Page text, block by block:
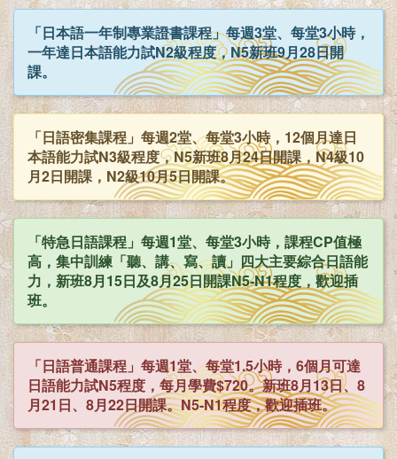
「日本語一年制專業證書課程」每週3堂、每堂3小時，
一年達日本語能力試N2級程度，N5新班9月28日開
課。
「日語密集課程」每週2堂、每堂3小時，12個月達日
本語能力試N3級程度，N5新班8月24日開課，N4級10
月2日開課，N2級10月5日開課。
「特急日語課程」每週1堂、每堂3小時，課程CP值極
高，集中訓練「聽、講、寫、讀」四大主要綜合日語能
力，新班8月15日及8月25日開課N5-N1程度，歡迎插
班。
「日語普通課程」每週1堂、每堂1.5小時，6個月可達
日語能力試N5程度，每月學費$720。新班8月13日、8
月21日、8月22日開課。N5-N1程度，歡迎插班。